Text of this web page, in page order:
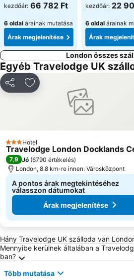
kezdőár: 66 782 Ft
6 oldal árainak mutatása
Árak megjelenítése
kezdőár: 22
6 oldal árainak
Árak
London összes
Egyéb Travelodge UK
MegosztásHozzáadás a kedvencekhez
3 Kategória
Hotel
Travelodge London Docklands
7,9 Jó (6790 értékelés)
London, 8.8 km-re innen: Városközpont
A pontos árak megtekintéséhez
válasszon dátumokat
Árak megjelenítése
Gyakran Ismételt
Hány Travelodge UK szálloda van
Mennyibe kerülnek általában a
ban?
Több mutatása